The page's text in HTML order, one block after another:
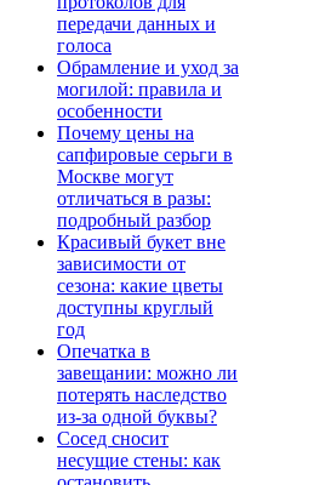
передачи данных и
голоса
Обрамление и уход за
могилой: правила и
особенности
Почему цены на
сапфировые серьги в
Москве могут
отличаться в разы:
подробный разбор
Красивый букет вне
зависимости от
сезона: какие цветы
доступны круглый
год
Опечатка в
завещании: можно ли
потерять наследство
из-за одной буквы?
Сосед сносит
несущие стены: как